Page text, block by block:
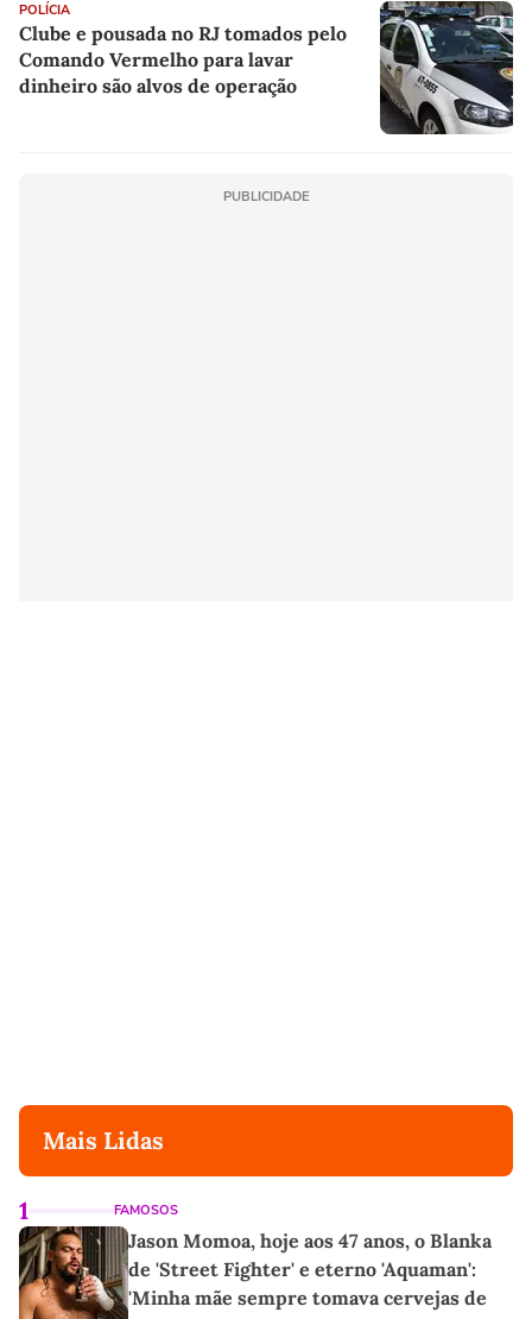
POLÍCIA
Clube e pousada no RJ tomados pelo
Comando Vermelho para lavar
dinheiro são alvos de operação
PUBLICIDADE
Mais Lidas
1 FAMOSOS
Jason Momoa, hoje aos 47 anos, o Blanka
de 'Street Fighter' e eterno 'Aquaman':
'Minha mãe sempre tomava cervejas de